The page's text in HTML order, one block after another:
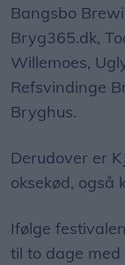
Bangsbo
Bryg365.dk,
Willemoes,
Refsvindinge
Bryghus.
Derudover er
oksekød, også
Ifølge
til to dage